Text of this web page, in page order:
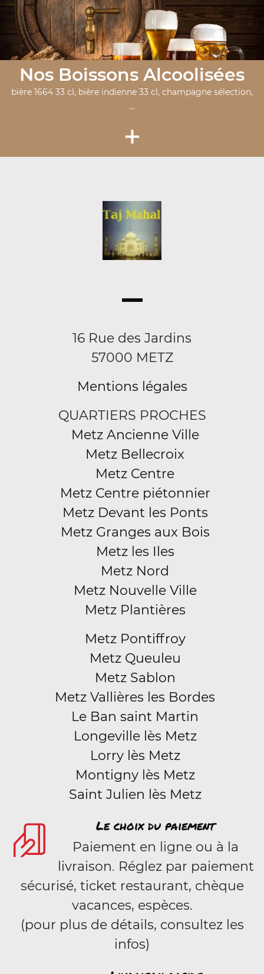
Nos Boissons Alcoolisées
bière 1664 33 cl, bière indienne 33 cl, champagne sélection,
...
+
16 Rue des Jardins
57000 METZ
Mentions légales
QUARTIERS PROCHES
Metz Ancienne Ville
Metz Bellecroix
Metz Centre
Metz Centre piétonnier
Metz Devant les Ponts
Metz Granges aux Bois
Metz les Iles
Metz Nord
Metz Nouvelle Ville
Metz Plantières
Metz Pontiffroy
Metz Queuleu
Metz Sablon
Metz Vallières les Bordes
Le Ban saint Martin
Longeville lès Metz
Lorry lès Metz
Montigny lès Metz
Saint Julien lès Metz
Le choix du paiement
Paiement en ligne ou à la
livraison. Réglez par paiement
sécurisé, ticket restaurant, chèque
vacances, espèces.
(pour plus de détails, consultez les
infos)